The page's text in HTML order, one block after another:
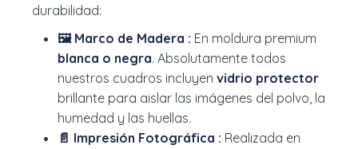
durabilidad:
🖼️ Marco de Madera : En moldura premium
blanca o negra. Absolutamente todos
nuestros cuadros incluyen vidrio protector
brillante para aislar las imágenes del polvo, la
humedad y las huellas.
📄 Impresión Fotográfica : Realizada en